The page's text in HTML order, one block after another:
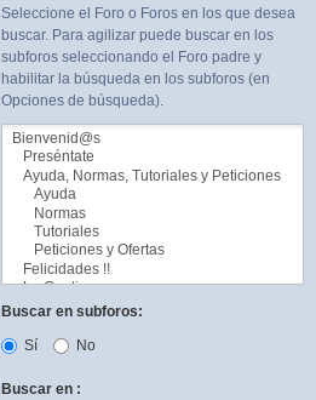
Seleccione el Foro o Foros en los que desea
buscar. Para agilizar puede buscar en los
subforos seleccionando el Foro padre y
habilitar la búsqueda en los subforos (en
Opciones de búsqueda).
Buscar en subforos:
Sí
No
Buscar en :